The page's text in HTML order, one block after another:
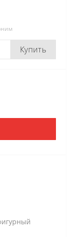
Купить